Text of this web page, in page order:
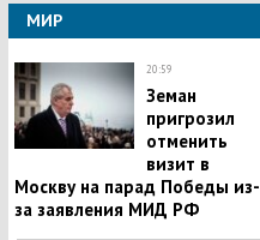
МИР
20:59
Земан
пригрозил
отменить
визит в
Москву на парад Победы из-
за заявления МИД РФ